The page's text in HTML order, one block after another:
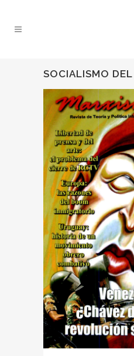
SOCIALISMO